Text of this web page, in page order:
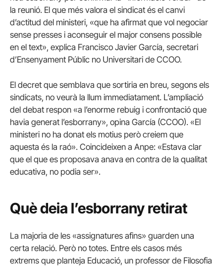
la reunió. El que més valora el sindicat és el canvi
d’actitud del ministeri, «que ha afirmat que vol negociar
sense presses i aconseguir el major consens possible
en el text», explica Francisco Javier García, secretari
d’Ensenyament Públic no Universitari de CCOO.
El decret que semblava que sortiria en breu, segons els
sindicats, no veurà la llum immediatament. L’ampliació
del debat respon «a l’enorme rebuig i confrontació que
havia generat l’esborrany», opina García (CCOO). «El
ministeri no ha donat els motius però creiem que
aquesta és la raó». Coincideixen a Anpe: «Estava clar
que el que es proposava anava en contra de la qualitat
educativa, no podia ser».
Què deia l’esborrany retirat
La majoria de les «assignatures afins» guarden una
certa relació. Però no totes. Entre els casos més
extrems que planteja Educació, un professor de Filosofia